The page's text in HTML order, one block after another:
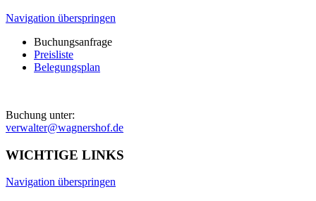
Navigation überspringen
Buchungsanfrage
Preisliste
Belegungsplan
Buchung unter:
verwalter@wagnershof.de
WICHTIGE LINKS
Navigation überspringen